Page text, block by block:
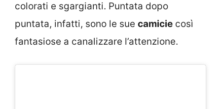
colorati e sgargianti. Puntata dopo
puntata, infatti, sono le sue camicie così
fantasiose a canalizzare l’attenzione.